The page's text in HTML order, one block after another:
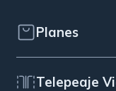
Planes
Telepeaje